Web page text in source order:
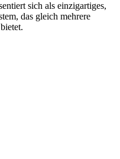
sich als einzigartiges,
das gleich mehrere